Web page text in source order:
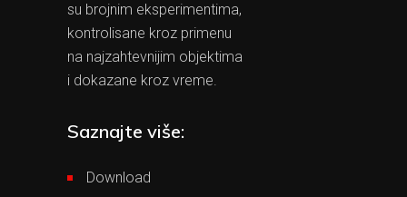
su brojnim eksperimentima,
kontrolisane kroz primenu
na najzahtevnijim objektima
i dokazane kroz vreme.
Saznajte više:
Download